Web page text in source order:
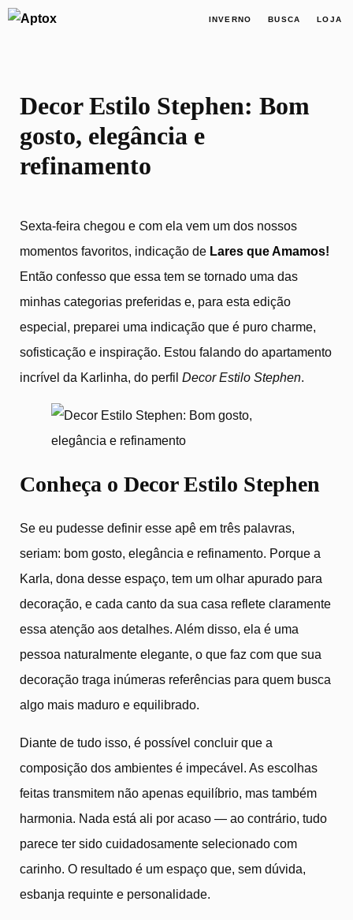
INVERNO BUSCA LOJA
Decor Estilo Stephen: Bom
gosto, elegância e
refinamento
Sexta-feira chegou e com ela vem um dos nossos
momentos favoritos, indicação de Lares que Amamos!
Então confesso que essa tem se tornado uma das
minhas categorias preferidas e, para esta edição
especial, preparei uma indicação que é puro charme,
sofisticação e inspiração. Estou falando do apartamento
incrível da Karlinha, do perfil Decor Estilo Stephen.
Conheça o Decor Estilo Stephen
Se eu pudesse definir esse apê em três palavras,
seriam: bom gosto, elegância e refinamento. Porque a
Karla, dona desse espaço, tem um olhar apurado para
decoração, e cada canto da sua casa reflete claramente
essa atenção aos detalhes. Além disso, ela é uma
pessoa naturalmente elegante, o que faz com que sua
decoração traga inúmeras referências para quem busca
algo mais maduro e equilibrado.
Diante de tudo isso, é possível concluir que a
composição dos ambientes é impecável. As escolhas
feitas transmitem não apenas equilíbrio, mas também
harmonia. Nada está ali por acaso — ao contrário, tudo
parece ter sido cuidadosamente selecionado com
carinho. O resultado é um espaço que, sem dúvida,
esbanja requinte e personalidade.